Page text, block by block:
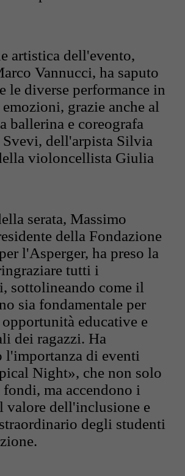
artistica dell'evento,
Vannucci, ha saputo
le diverse performance in
grazie anche al
ballerina e coreografa
Svevi, dell'arpista Silvia
violoncellista Giulia
serata, Massimo
della Fondazione
l'Asperger, ha preso la
tutti i
sottolineando come il
sia fondamentale per
educative e
dei ragazzi. Ha
l'importanza di eventi
Night», che non solo
ma accendono i
valore dell'inclusione e
degli studenti